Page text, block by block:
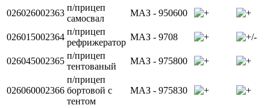
026026002363
п/прицеп
самосвал
МАЗ - 950600
026015002364
п/прицеп
рефрижератор
МАЗ - 9708
026045002365
п/прицеп
тентованый
МАЗ - 975800
026060002366
п/прицеп
бортовой с
тентом
МАЗ - 975830